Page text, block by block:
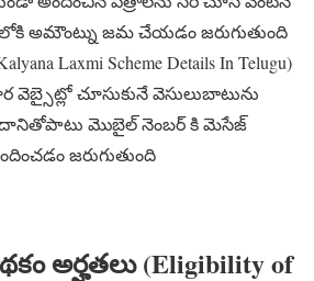
అమౌంట్ను జమ చేయడం జరుగుతుంది
Laxmi Scheme Details In Telugu)
వెబ్సైట్లో చూసుకునే వెసులుబాటును
దానితోపాటు మొబైల్ నెంబర్ కి మెసేజ్
జరుగుతుంది
అర్హతలు (Eligibility of